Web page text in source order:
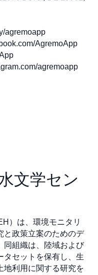
agremoapp
AgremoApp
agremoapp
文学セン
）は、環境モニタリ
と政策立案のためのデ
同組織は、陸域および
タセットを保有し、生
地利用に関する研究を